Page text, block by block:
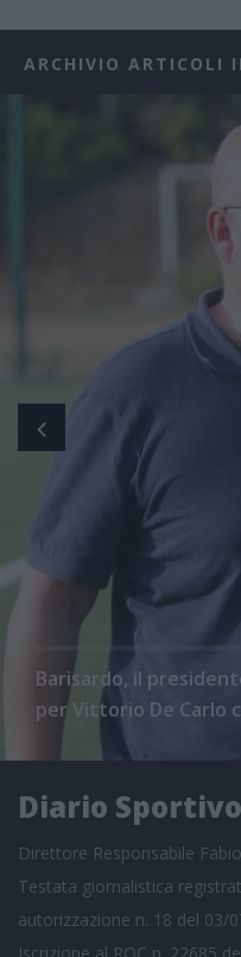
ARCHIVIO ARTICOLI
Barisardo, il
per Vittorio De Carlo
Diario Sportivo
Direttore Responsabile
Testata giornalistica
autorizzazione n. 18 del 03/
Iscrizione al ROC n. 22685